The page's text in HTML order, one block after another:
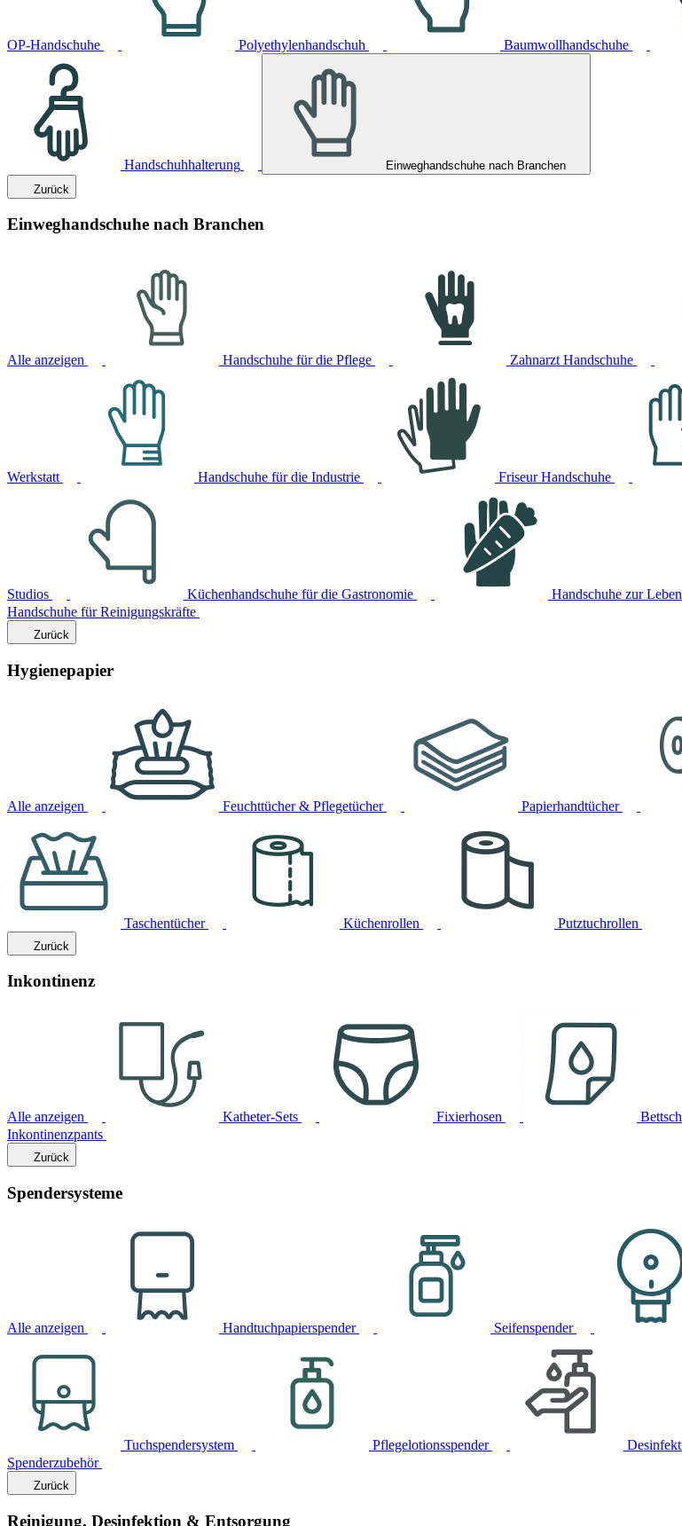
OP-Handschuhe Polyethylenhandschuh Baumwollhandschuhe
Handschuhhalterung
Einweghandschuhe nach Branchen
Zurück
Einweghandschuhe nach Branchen
Alle anzeigen Handschuhe für die Pflege Zahnarzt Handschuhe
Werkstatt Handschuhe für die Industrie Friseur Handschuhe
Studios Küchenhandschuhe für die Gastronomie Handschuhe zur
Handschuhe für Reinigungskräfte
Zurück
Hygienepapier
Alle anzeigen Feuchttücher & Pflegetücher Papierhandtücher
Taschentücher Küchenrollen Putztuchrollen
Zurück
Inkontinenz
Alle anzeigen Katheter-Sets Fixierhosen
Inkontinenzpants
Zurück
Spendersysteme
Alle anzeigen Handtuchpapierspender Seifenspender
Tuchspendersystem Pflegelotionsspender
Spenderzubehör
Zurück
Reinigung, Desinfektion & Entsorgung